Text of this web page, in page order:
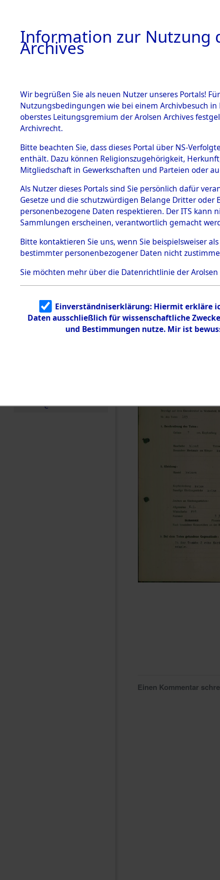
BESTÄNDE
1.
mente
5. Verschiedenes
5.3
Todesmärsche
5.3.1 Alliierte
Erhebungen
zu
Todesmärsch
en
5.3.2
Identifizierun
g
5.3.3
Todesmärsch
e
auf dem
zur
Roding,
zwischen
km)
Leben
0004
Einen Kommentar
Information zur Nutzung
Archives
Wir begrüßen Sie als neuen Nutzer unseres Portals!
Nutzungsbedingungen wie bei einem Archivbesuch
oberstes Leitungsgremium der Arolsen Archives
Archivrecht.
Bitte beachten Sie, dass dieses Portal über NS-
enthält. Dazu können Religionszugehörigkeit,
Mitgliedschaft in Gewerkschaften und Parteien oder
Als Nutzer dieses Portals sind Sie persönlich dafür
Gesetze und die schutzwürdigen Belange Dritter
personenbezogene Daten respektieren. Der ITS
Sammlungen erscheinen, verantwortlich gemacht
Bitte kontaktieren Sie uns, wenn Sie beispielsweiser
bestimmter personenbezogener Daten nicht
Sie möchten mehr über die Datenrichtlinie der Arolsen
Einverständniserklärung: Hiermit erkläre
Daten ausschließlich für wissenschaftliche
und Bestimmungen nutze. Mir ist